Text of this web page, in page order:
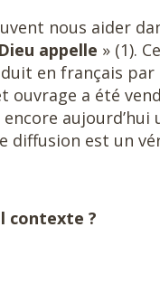
nous aider
Dieu appelle » (1).
en français
ouvrage a été
diffusion est un
contexte ?